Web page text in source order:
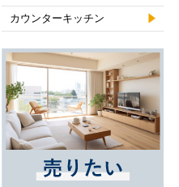
カウンターキッチン